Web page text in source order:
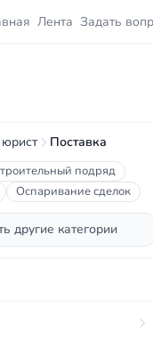
Лента Задать
Поставка
подряд
Оспаривание сделок
другие категории